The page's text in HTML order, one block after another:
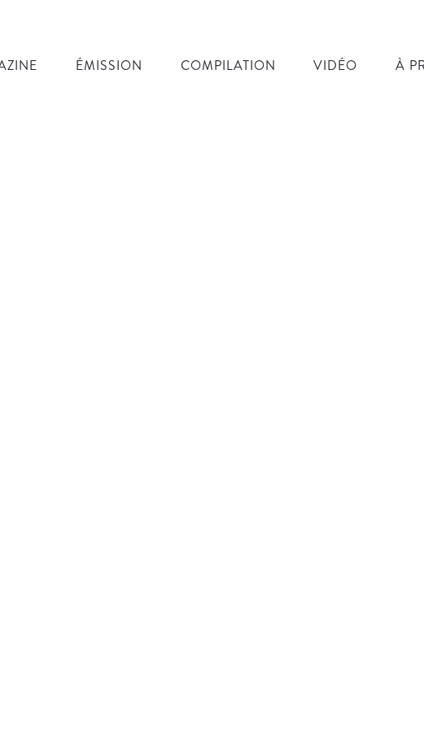
ÉMISSION COMPILATION VIDÉO À